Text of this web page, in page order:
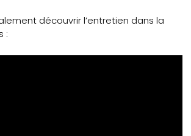
découvrir l’entretien dans la
: